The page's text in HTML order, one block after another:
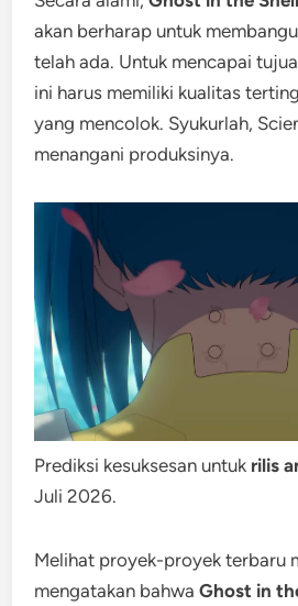
akan berharap untuk
telah ada. Untuk mencapai
ini harus memiliki kualitas
yang mencolok. Syukurlah,
menangani produksinya.
Prediksi kesuksesan untuk rilis
Juli 2026.
Melihat proyek-proyek terbaru
mengatakan bahwaGhost in